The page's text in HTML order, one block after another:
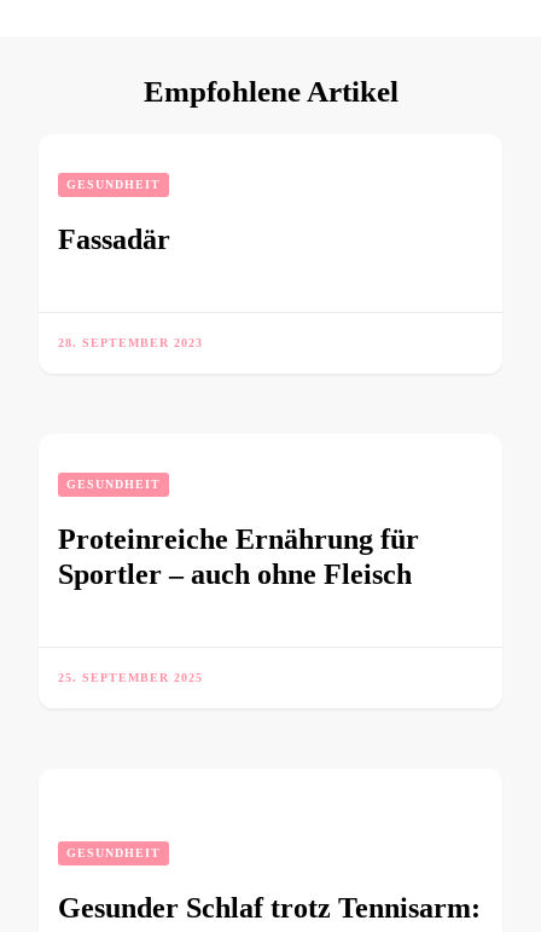
Empfohlene Artikel
GESUNDHEIT
Fassadär
28. SEPTEMBER 2023
GESUNDHEIT
Proteinreiche Ernährung für
Sportler – auch ohne Fleisch
25. SEPTEMBER 2025
GESUNDHEIT
Gesunder Schlaf trotz Tennisarm: